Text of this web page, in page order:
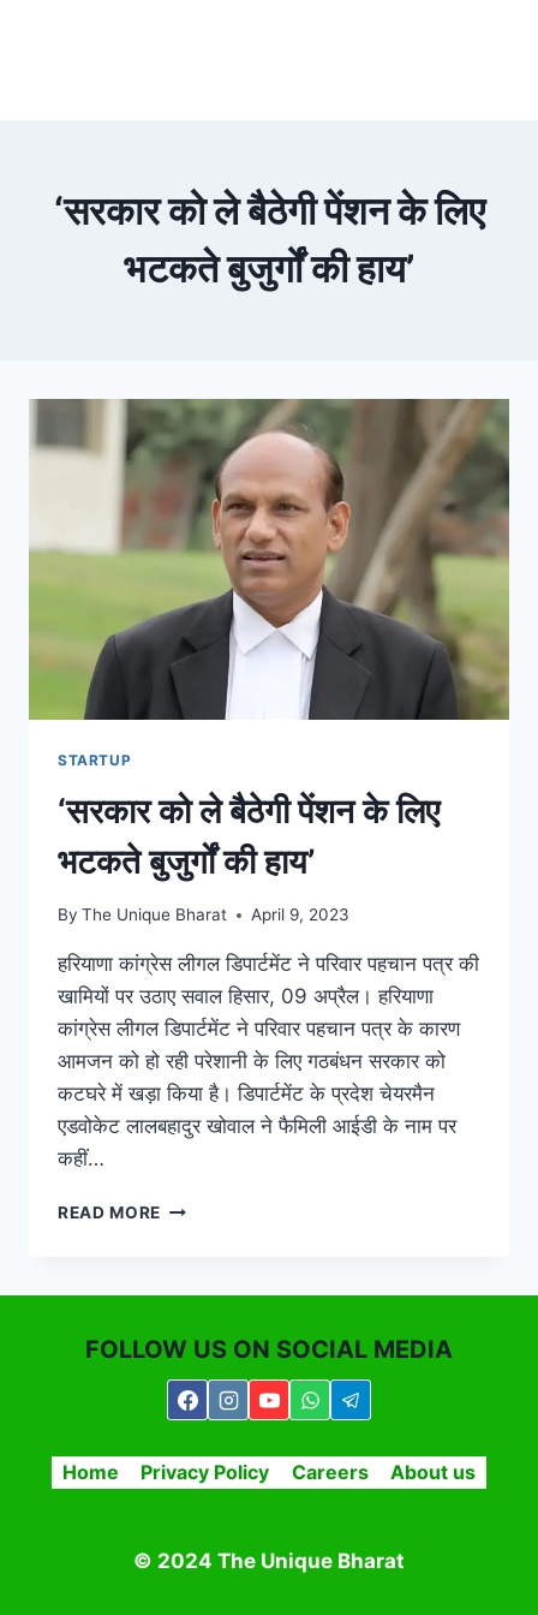
‘सरकार को ले बैठेगी पेंशन के लिए
भटकते बुजुर्गों की हाय’
STARTUP
‘सरकार को ले बैठेगी पेंशन के लिए
भटकते बुजुर्गों की हाय’
By The Unique Bharat April 9, 2023
हरियाणा कांग्रेस लीगल डिपार्टमेंट ने परिवार पहचान पत्र की
खामियों पर उठाए सवाल हिसार, 09 अप्रैल। हरियाणा
कांग्रेस लीगल डिपार्टमेंट ने परिवार पहचान पत्र के कारण
आमजन को हो रही परेशानी के लिए गठबंधन सरकार को
कटघरे में खड़ा किया है। डिपार्टमेंट के प्रदेश चेयरमैन
एडवोकेट लालबहादुर खोवाल ने फैमिली आईडी के नाम पर
कहीं…
READ MORE ‘सरकार
लिए
भटकते
बुजुर्गों
हाय’
FOLLOW US ON SOCIAL MEDIA
Home Privacy Policy Careers About us
© 2024 The Unique Bharat